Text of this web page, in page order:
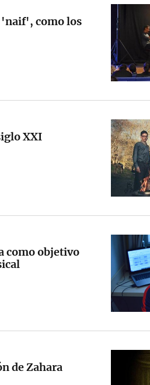
'naif', como los
XXI
como objetivo
de Zahara